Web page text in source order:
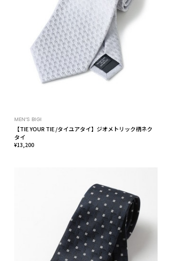
MEN’S BIGI
【TIE YOUR TIE /タイユアタイ】ジオメトリック柄ネク
タイ
¥13,200